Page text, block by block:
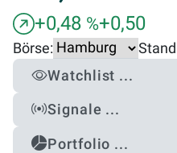
+0,48 %+0,50
Börse:
Watchlist ...
Signale ...
Portfolio ...